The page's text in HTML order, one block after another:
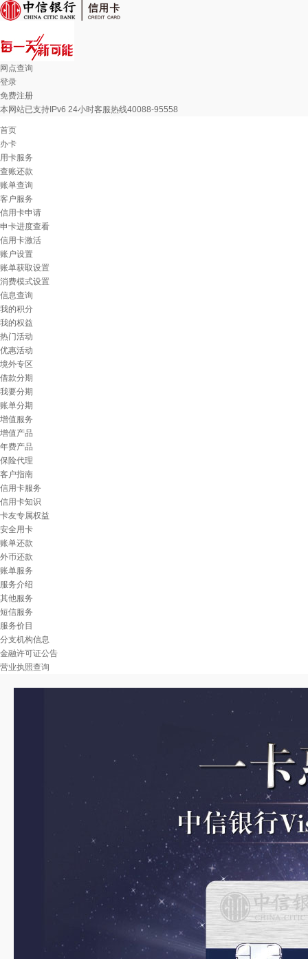
网点查询
登录
免费注册
本网站已支持IPv6 24小时客服热线40088-95558
首页
办卡
用卡服务
查账还款
账单查询
客户服务
信用卡申请
申卡进度查看
信用卡激活
账户设置
账单获取设置
消费模式设置
信息查询
我的积分
我的权益
热门活动
优惠活动
境外专区
借款分期
我要分期
账单分期
增值服务
增值产品
年费产品
保险代理
客户指南
信用卡服务
信用卡知识
卡友专属权益
安全用卡
账单还款
外币还款
账单服务
服务介绍
其他服务
短信服务
服务价目
分支机构信息
金融许可证公告
营业执照查询